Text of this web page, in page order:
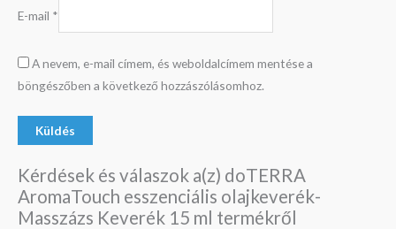
E-mail *
A nevem, e-mail címem, és weboldalcímem mentése a
böngészőben a következő hozzászólásomhoz.
Kérdések és válaszok a(z) doTERRA
AromaTouch esszenciális olajkeverék-
Masszázs Keverék 15 ml termékről